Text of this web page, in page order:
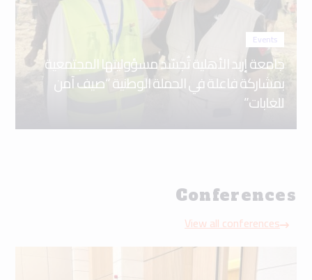
Events
جامعة إربد الأهلية تُجسّد مسؤوليتها المجتمعية
بمشاركة فاعلة في الحملة الوطنية “صيف آمن
للغابات”
Conferences
View all conferences